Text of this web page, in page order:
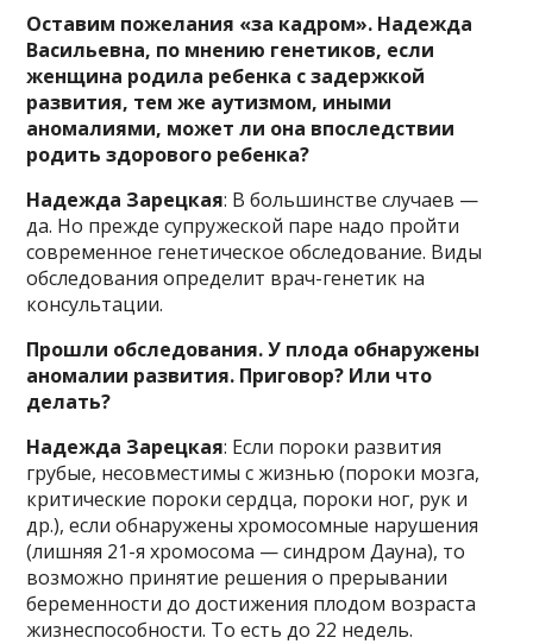
Оставим пожелания «за кадром». Надежда
Васильевна, по мнению генетиков, если
женщина родила ребенка с задержкой
развития, тем же аутизмом, иными
аномалиями, может ли она впоследствии
родить здорового ребенка?
Надежда Зарецкая: В большинстве случаев —
да. Но прежде супружеской паре надо пройти
современное генетическое обследование. Виды
обследования определит врач-генетик на
консультации.
Прошли обследования. У плода обнаружены
аномалии развития. Приговор? Или что
делать?
Надежда Зарецкая: Если пороки развития
грубые, несовместимы с жизнью (пороки мозга,
критические пороки сердца, пороки ног, рук и
др.), если обнаружены хромосомные нарушения
(лишняя 21-я хромосома — синдром Дауна), то
возможно принятие решения о прерывании
беременности до достижения плодом возраста
жизнеспособности. То есть до 22 недель.